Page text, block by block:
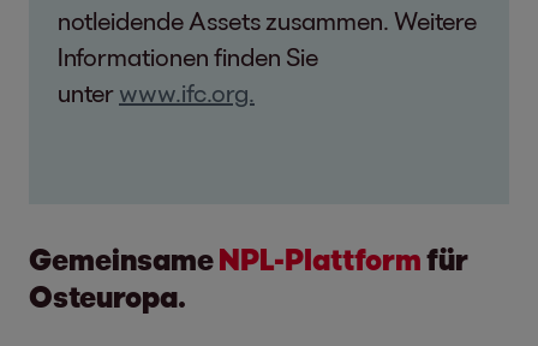
notleidende Assets zusammen. Weitere
Informationen finden Sie
unter www.ifc.org.
GemeinsameNPL-Plattformfür
Osteuropa.